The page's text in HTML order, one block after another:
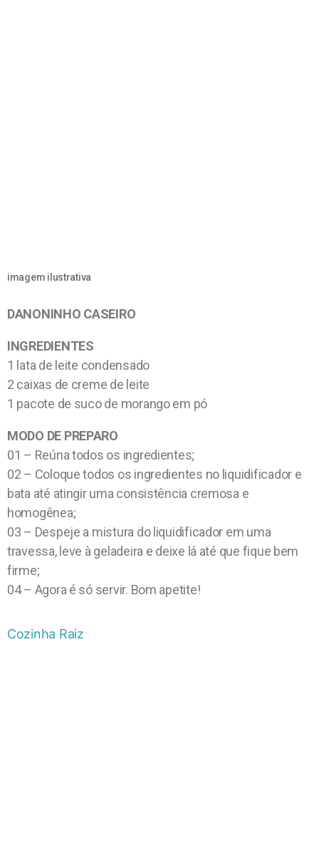
imagem ilustrativa
DANONINHO CASEIRO
INGREDIENTES
1 lata de leite condensado
2 caixas de creme de leite
1 pacote de suco de morango em pó
MODO DE PREPARO
01 – Reúna todos os ingredientes;
02 – Coloque todos os ingredientes no liquidificador e
bata até atingir uma consistência cremosa e
homogênea;
03 – Despeje a mistura do liquidificador em uma
travessa, leve à geladeira e deixe lá até que fique bem
firme;
04 – Agora é só servir. Bom apetite!
Cozinha Raiz